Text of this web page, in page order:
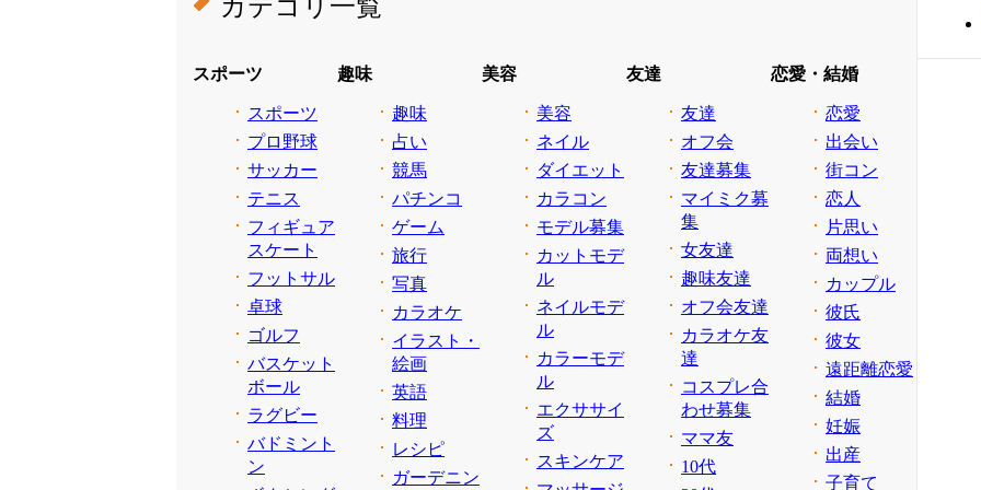
カテゴリ一覧
スポーツ
スポーツ
プロ野球
サッカー
テニス
フィギュア
スケート
フットサル
卓球
ゴルフ
バスケット
ボール
ラグビー
バドミント
ン
趣味
趣味
占い
競馬
パチンコ
ゲーム
旅行
写真
カラオケ
イラスト・
絵画
英語
料理
レシピ
ガーデニン
美容
美容
ネイル
ダイエット
カラコン
モデル募集
カットモデ
ル
ネイルモデ
ル
カラーモデ
ル
エクササイ
ズ
スキンケア
友達
友達
オフ会
友達募集
マイミク募
集
女友達
趣味友達
オフ会友達
カラオケ友
達
コスプレ合
わせ募集
ママ友
10代
恋愛・結婚
恋愛
出会い
街コン
恋人
片思い
両想い
カップル
彼氏
彼女
遠距離恋愛
結婚
妊娠
出産
子育て